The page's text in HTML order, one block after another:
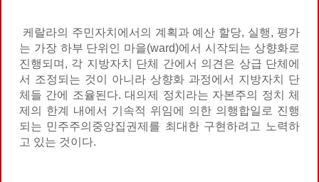
케랄라의 주민자치에서의 계획과 예산 할당, 실행, 평가
는 가장 하부 단위인 마을(ward)에서 시작되는 상향화로
진행되며, 각 지방자치 단체 간에서 의견은 상급 단체에
서 조정되는 것이 아니라 상향화 과정에서 지방자치 단
체들 간에 조율된다. 대의제 정치라는 자본주의 정치 체
제의 한계 내에서 기속적 위임에 의한 의행합일로 진행
되는 민주주의중앙집권제를 최대한 구현하려고 노력하
고 있는 것이다.